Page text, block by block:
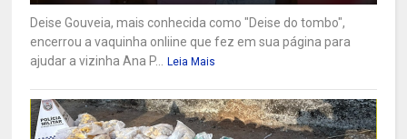
Deise Gouveia, mais conhecida como "Deise do tombo",
encerrou a vaquinha onliine que fez em sua página para
ajudar a vizinha Ana P...
Leia Mais